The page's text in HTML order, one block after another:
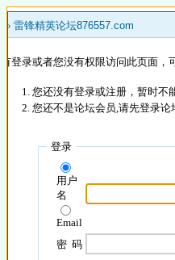
» 雷锋精英论坛876557.com
登录或者您没有权限访问此页面，
您还没有登录或注册，暂时不
您还不是论坛会员,请先登录论
登录
用户
名
Email
密 码